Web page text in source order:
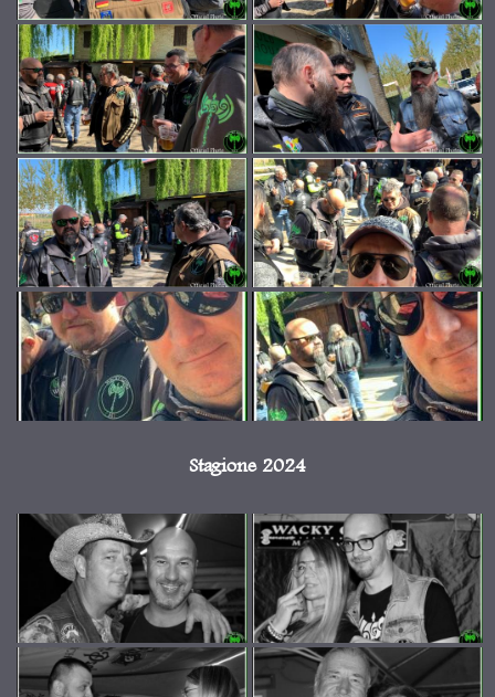
Stagione 2024